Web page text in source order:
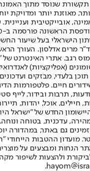
תקשורת שנוסד מתוך
מאוזנת יותר ומדויקת
אובייקטיבית
הישראלי בעל שיעור
מרים אדלסון. העורך
רגב. אתרי האינטרנט
בלעדי, מבזקים
חיים. פלטפורמות
תרבות ובידור, לייף
החדש של "ישראל
עדכנית, בטוחה
גם באתר, במהדורה
מועדון ההטבות הייחודי
הנחות ומבצעים על
ולהצעות לשיפור